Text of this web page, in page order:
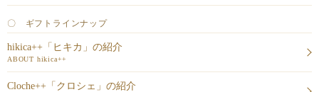
〇 ギフトラインナップ
hikica++「ヒキカ」の紹介
ABOUT hikica++
Cloche++「クロシェ」の紹介